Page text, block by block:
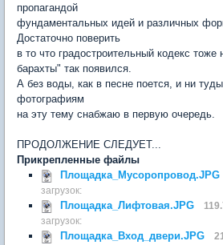
пропагандой
фундаментальных идей и различных
Достаточно поверить
в то что градостроительный кодекс тоже
барахты" так появился.
А без воды, как в песне поется, и ни
фотографиям
на эту тему снабжаю в первую очередь.
ПРОДОЛЖЕНИЕ СЛЕДУЕТ...
Прикрепленные файлы
Площадка_Мусоропровод.JPG
загрузок:
Площадка_Лифтовая.JPG
загрузок:
Площадка_Вход_двери.JPG